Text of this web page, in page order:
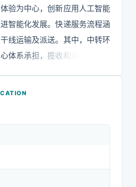
验为中心，创新应用人工智能
智能化发展。快递服务流程涵
线运输及派送。其中，中转环
体系承担，揽收和派送环节由
结算等，实现快件全生命周期
国际化发展布局，依托自有机
络和专业团队等优势资源，着
化协同，公司增强了跨境全链